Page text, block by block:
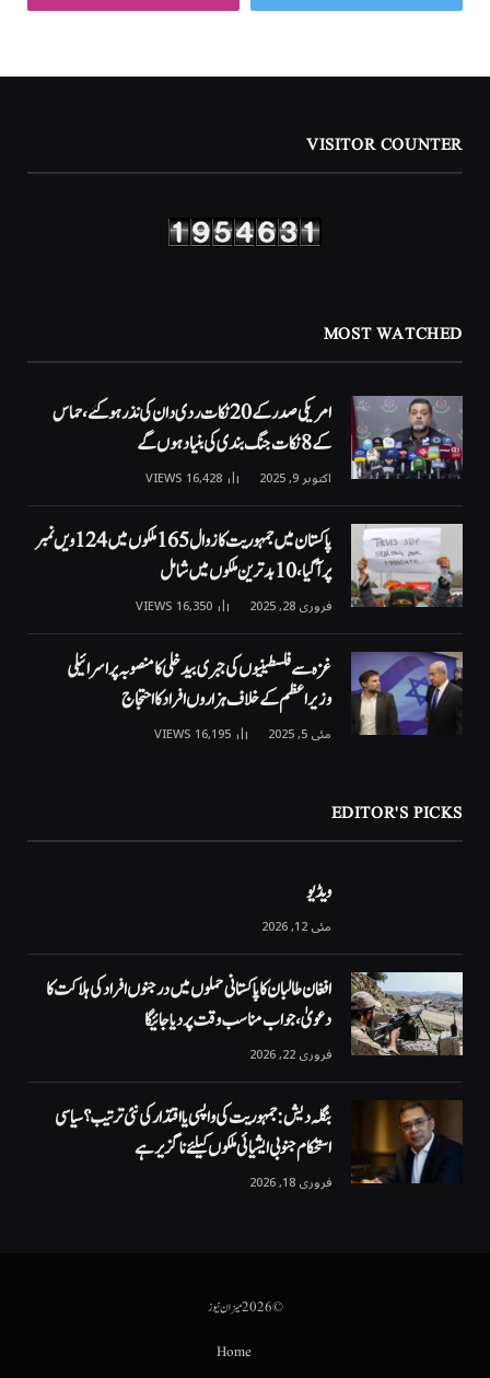
VISITOR COUNTER
MOST WATCHED
امریکی صدر کے 20 نکات ردی دان کی نذر ہوگئے، حماس
کے 8 نکات جنگ بندی کی بنیاد ہوں گے
اکتوبر 9, 2025 16,428
VIEWS
پاکستان میں جمہوریت کا زوال 165 ملکوں میں 124ویں نمبر
پر آگیا، 10 بدترین ملکوں میں شامل
فروری 28, 2025 16,350
VIEWS
غزہ سے فلسطینیوں کی جبری بیدخلی کا منصوبہ پر اسرائیلی
وزیراعظم کے خلاف ہزاروں افراد کا احتجاج
مئی 5, 2025 16,195
VIEWS
EDITOR'S PICKS
ویڈیو
مئی 12, 2026
افغان طالبان کا پاکستانی حملوں میں درجنوں افراد کی ہلاکت کا
دعویٰ، جواب مناسب وقت پر دیا جائیگا
فروری 22, 2026
بنگلہ دیش: جمہوریت کی واپسی یا اقتدار کی نئی ترتیب؟ سیاسی
استحکام جنوبی ایشیائی ملکوں کیلئے ناگزیر ہے
فروری 18, 2026
© 2026 میزان نیوز
Home